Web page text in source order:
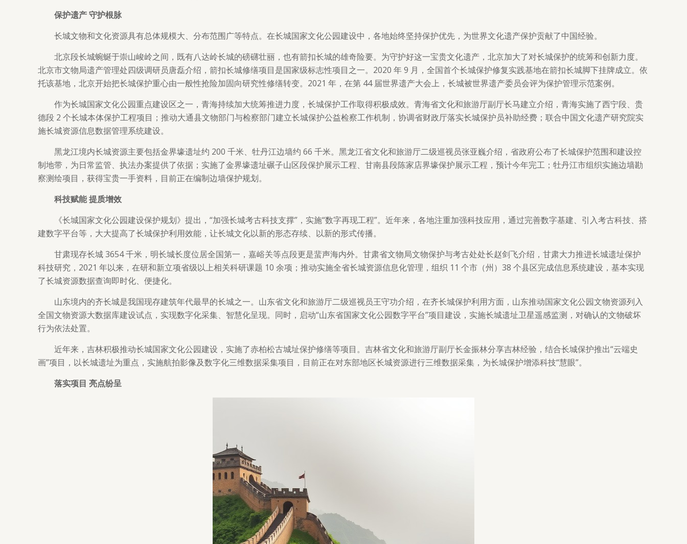
保护遗产 守护根脉
长城文物和文化资源具有总体规模大、分布范围广等特点。在长城国家文化公园建设中，各地始终坚持保护优先，为世界文化遗产保护贡献了中国经验。
北京段长城蜿蜒于崇山峻岭之间，既有八达岭长城的磅礴壮丽，也有箭扣长城的雄奇险要。为守护好这一宝贵文化遗产，北京加大了对长城保护的统筹和创新力度。
北京市文物局遗产管理处四级调研员唐磊介绍，箭扣长城修缮项目是国家级标志性项目之一。2020 年 9 月，全国首个长城保护修复实践基地在箭扣长城脚下挂牌成立。依
托该基地，北京开始把长城保护重心由一般性抢险加固向研究性修缮转变。2021 年，在第 44 届世界遗产大会上，长城被世界遗产委员会评为保护管理示范案例。
作为长城国家文化公园重点建设区之一，青海持续加大统筹推进力度，长城保护工作取得积极成效。青海省文化和旅游厅副厅长马建立介绍，青海实施了西宁段、贵
德段 2 个长城本体保护工程项目；推动大通县文物部门与检察部门建立长城保护公益检察工作机制，协调省财政厅落实长城保护员补助经费；联合中国文化遗产研究院实
施长城资源信息数据管理系统建设。
黑龙江境内长城资源主要包括金界壕遗址约 200 千米、牡丹江边墙约 66 千米。黑龙江省文化和旅游厅二级巡视员张亚巍介绍，省政府公布了长城保护范围和建设控
制地带，为日常监管、执法办案提供了依据；实施了金界壕遗址碾子山区段保护展示工程、甘南县段陈家店界壕保护展示工程，预计今年完工；牡丹江市组织实施边墙勘
察测绘项目，获得宝贵一手资料，目前正在编制边墙保护规划。
科技赋能 提质增效
《长城国家文化公园建设保护规划》提出，“加强长城考古科技支撑”，实施“数字再现工程”。近年来，各地注重加强科技应用，通过完善数字基建、引入考古科技、搭
建数字平台等，大大提高了长城保护利用效能，让长城文化以新的形态存续、以新的形式传播。
甘肃现存长城 3654 千米，明长城长度位居全国第一，嘉峪关等点段更是蜚声海内外。甘肃省文物局文物保护与考古处处长赵剑飞介绍，甘肃大力推进长城遗址保护
科技研究，2021 年以来，在研和新立项省级以上相关科研课题 10 余项；推动实施全省长城资源信息化管理，组织 11 个市（州）38 个县区完成信息系统建设，基本实现
了长城资源数据查询即时化、便捷化。
山东境内的齐长城是我国现存建筑年代最早的长城之一。山东省文化和旅游厅二级巡视员王守功介绍，在齐长城保护利用方面，山东推动国家文化公园文物资源列入
全国文物资源大数据库建设试点，实现数字化采集、智慧化呈现。同时，启动“山东省国家文化公园数字平台”项目建设，实施长城遗址卫星遥感监测，对确认的文物破坏
行为依法处置。
近年来，吉林积极推动长城国家文化公园建设，实施了赤柏松古城址保护修缮等项目。吉林省文化和旅游厅副厅长金振林分享吉林经验，结合长城保护推出“云端史
画”项目，以长城遗址为重点，实施航拍影像及数字化三维数据采集项目，目前正在对东部地区长城资源进行三维数据采集，为长城保护增添科技“慧眼”。
落实项目 亮点纷呈